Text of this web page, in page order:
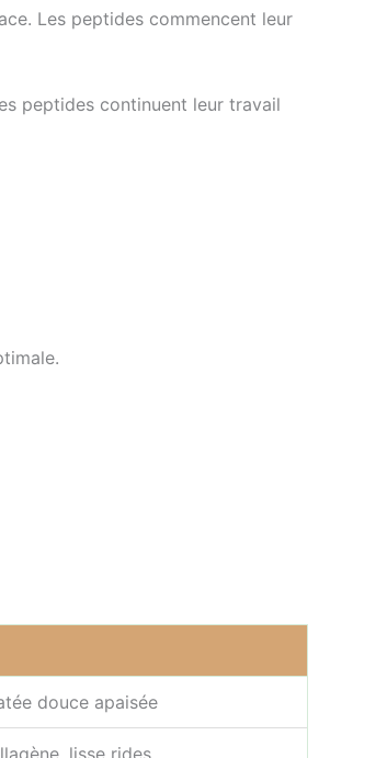
Les peptides commencent leur
peptides continuent leur travail
douce apaisée